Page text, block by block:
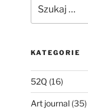
KATEGORIE
52Q (16)
Art journal(35)